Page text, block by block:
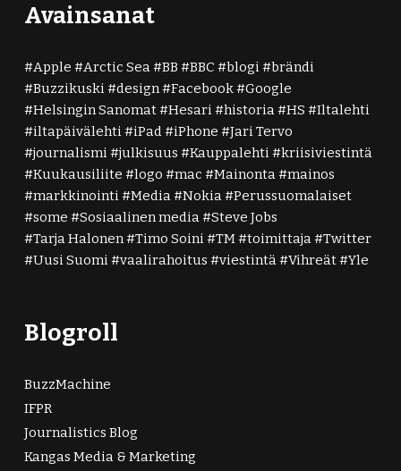
Avainsanat
Apple Arctic Sea BB BBC blogi
brändi
Buzzikuski
design Facebook
Google
Helsingin Sanomat
Hesari historia HS
Iltalehti
iltapäivälehti
iPad iPhone
Jari Tervo
journalismi
julkisuus Kauppalehti
kriisiviestintä
Kuukausiliite
logo mac Mainonta
mainos
markkinointi
Media Nokia
Perussuomalaiset
some
Sosiaalinen media
Steve Jobs
Tarja Halonen
Timo Soini TM toimittaja
Twitter
Uusi Suomi
vaalirahoitus viestintä Vihreät Yle
Blogroll
BuzzMachine
IFPR
Journalistics Blog
Kangas Media & Marketing